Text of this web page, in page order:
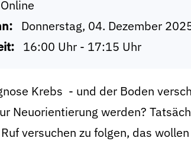
Online
Donnerstag, 04. Dezember
16:00 Uhr - 17:15 Uhr
Krebs - und der Boden
Neuorientierung werden?
versuchen zu folgen, das